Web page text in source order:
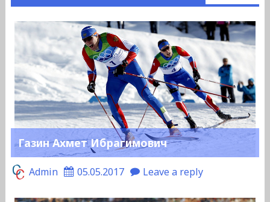
Газин Ахмет Ибрагимович
Admin 05.05.2017 Leave a reply